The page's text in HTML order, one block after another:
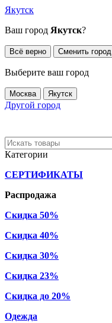
Якутск
Ваш город Якутск?
Всё верно Сменить город
Выберите ваш город
Москва Якутск
Другой город
Категории
СЕРТИФИКАТЫ
Распродажа
Скидка 50%
Скидка 40%
Скидка 30%
Скидка 23%
Скидка до 20%
Одежда